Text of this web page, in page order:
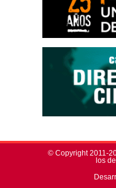
© Copyright 2011-
los